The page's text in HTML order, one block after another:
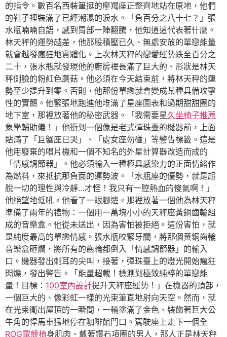
的指令。數百名西裝筆挺的摩羯座正整齊地站在原地，他們
的鞋子裡裝滿了已經潮濕的淚水。「負百分之八十七？」張
水瓶喃喃自語，感到胃部一陣翻騰，他知道這代表著什麼。
林天秤的運勢越差，他那股積壓已久、無處安放的單戀能量
就會越發瘋狂地實體化。上次林天秤的戀愛運勢跌至百分之
二十，張水瓶就發現他的廚房裡長滿了巨大的、形狀是林天
秤側臉的粉紅色蘑菇。他必須在今天結束前，將林天秤的運
勢至少提升到零。否則，他那份單戀就會變成某種具備攻擊
性的實體。他緊張地跑進他堆滿了星座圖表和過期甜甜圈的
地下室，那裡放著他的秘密武器。「我需要星久坐椅子推薦
象學輔助儀！」他衝到一個像是老式彈珠臺的機器前，上面
貼滿了「巨蟹座已哭」、「處女座勿碰」等警告標籤。這是
他用廢棄的唱片機和一個不知名的外星計算器改造而成的
「情感調節器」。他必須輸入一種極具感染力的正面情緒作
為燃料，來抵抗那負面的運勢波。「水瓶座的優勢，就是超
脫一切的理性與冷靜…才怪！我只有一腔熱血的傻氣啊！」
他絕望地低吼。他看了一眼腳邊。那裡放著一個他為林天秤
準備了兩年的禮物：一個用一萬塊小小的天秤座黃銅齒輪組
成的音樂盒。他從未送出，因為害怕被拒絕。這份害怕，就
是純度最高的單戀情感。張水瓶咬緊牙關，將那個黃銅齒輪
音樂盒砸爛，將所有的齒輪都倒入「情感調節器」的輸入
口。機器發出刺耳的尖叫，接著，彈珠臺上的燈光開始瘋狂
閃爍，發出警告。「能量超載！檢測到極致純粹的單戀能
量！目標： 100室內設計提升天秤座運勢！」在機器的頂部，
一個巨大的、像彩虹一樣的光束筆直地射向天空。然而，就
在光束衝出屋頂的一瞬間，一輛塗滿了金色、裝飾著巨大公
牛角的悍馬車猛地停在咖啡館門口。駕駛座上走下一個全
ROG電競椅身肌肉、戴著鑽石項圈的男人，那人正是林天秤